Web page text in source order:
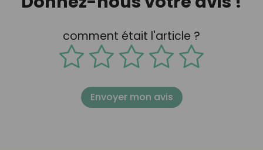
comment était l'article ?
Envoyer mon avis